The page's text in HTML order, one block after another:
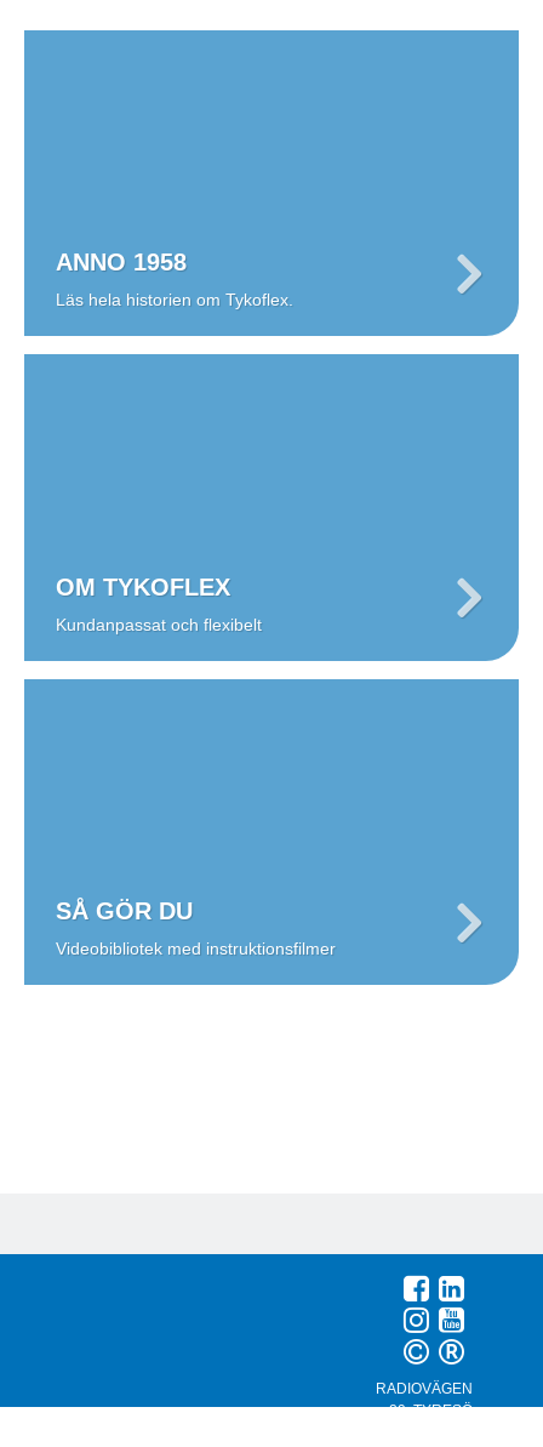
ANNO 1958
Läs hela historien om Tykoflex.
OM TYKOFLEX
Kundanpassat och flexibelt
SÅ GÖR DU
Videobibliotek med instruktionsfilmer
RADIOVÄGEN
29, TYRESÖ